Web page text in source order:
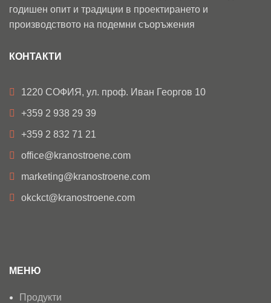
годишен опит и традиции в проектирането и
производството на подемни съоръжения
КОНТАКТИ
1220 СОФИЯ, ул. проф. Иван Георгов 10
+359 2 938 29 39
+359 2 832 71 21
office@kranostroene.com
marketing@kranostroene.com
okckct@kranostroene.com
МЕНЮ
Продукти